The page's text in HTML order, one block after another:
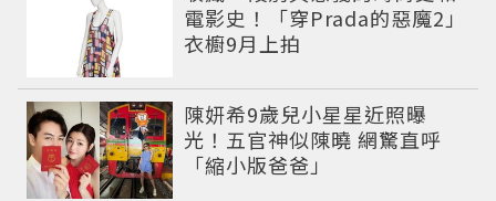
電影史！「穿Prada的惡魔2」
衣櫥9月上拍
陳妍希9歲兒小星星近照曝
光！五官神似陳曉 網驚直呼
「縮小版爸爸」